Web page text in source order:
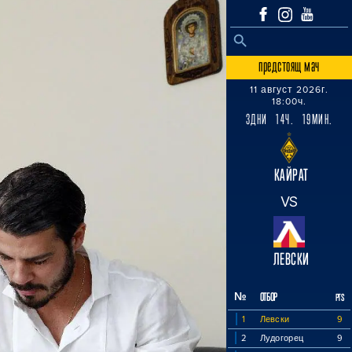
Search
SEARCH BUTTON
предстоящ мач
11 август 2026г.
18:00ч.
3ДНИ 14Ч. 19МИН.
КАЙРАТ
VS
ЛЕВСКИ
№ ОТБОР PTS
1 Левски
9
2
Лудогорец
9